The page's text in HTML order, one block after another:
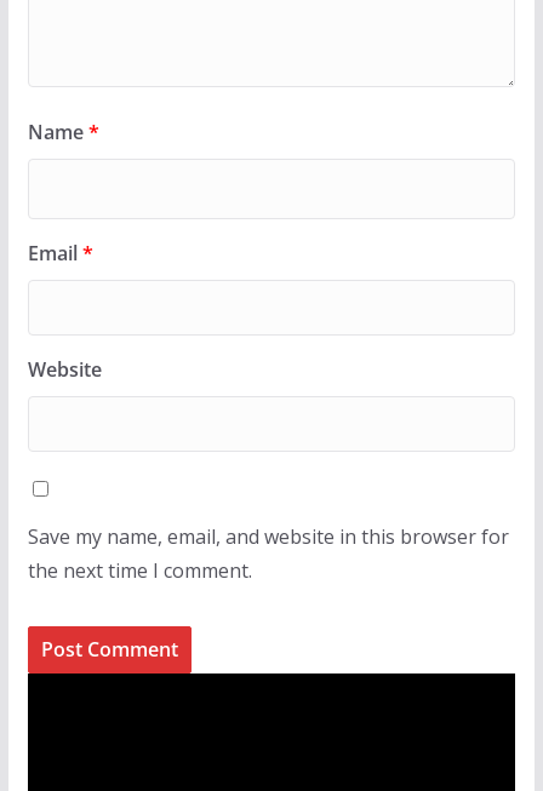
Name*
Email*
Website
Save my name, email, and website in this browser for
the next time I comment.